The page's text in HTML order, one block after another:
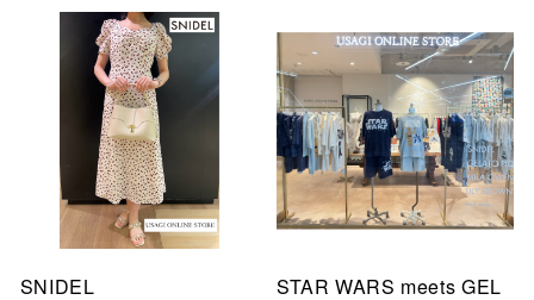
SNIDEL
STAR WARS meets GEL